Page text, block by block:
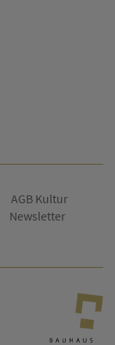
AGB Kultur
Newsletter